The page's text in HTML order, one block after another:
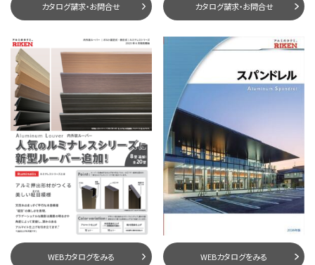
カタログ請求・お問合せ カタログ請求・お問合せ
WEBカタログをみる WEBカタログをみる